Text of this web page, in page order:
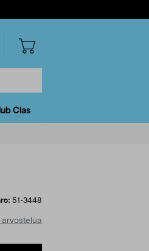
Clas
51-3448
arvostelua